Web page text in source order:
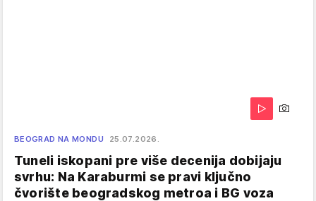
BEOGRAD NA MONDU 25.07.2026.
Tuneli iskopani pre više decenija dobijaju
svrhu: Na Karaburmi se pravi ključno
čvorište beogradskog metroa i BG voza